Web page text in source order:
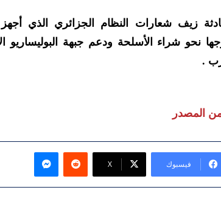
زيف شعارات النظام الجزائري الذي
نحو شراء الأسلحة ودعم جبهة البوليساريو
.
المصدر
فيسبوك ‫X
ماسنجر